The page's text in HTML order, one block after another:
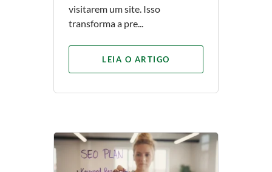
visitarem um site. Isso
transforma a pre...
LEIA O ARTIGO